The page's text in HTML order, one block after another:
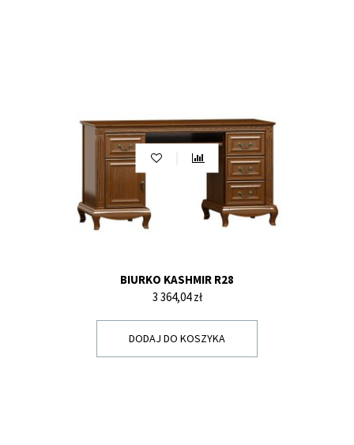
BIURKO KASHMIR R28
Cena
3 364,04 zł
DODAJ DO KOSZYKA